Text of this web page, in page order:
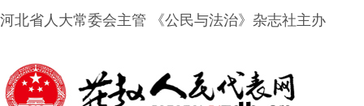
河北省人大常委会主管 《公民与法治》杂志社主办